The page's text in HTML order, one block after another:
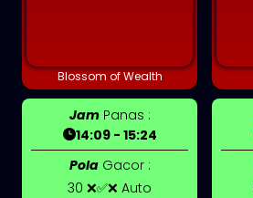
Blossom of Wealth
JamPanas :
14:09 - 15:24
PolaGacor :
30 ❌✅❌ Auto